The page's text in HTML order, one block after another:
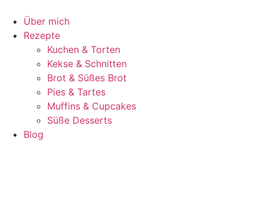
Inhalt
springen
Über mich
Rezepte
Kuchen & Torten
Kekse & Schnitten
Brot & Süßes Brot
Pies & Tartes
Muffins & Cupcakes
Süße Desserts
Blog